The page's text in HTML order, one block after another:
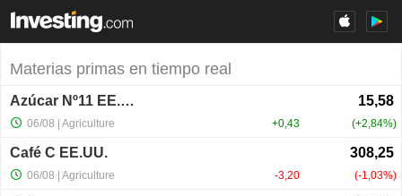
Materias primas en tiempo real
Azúcar Nº11 EE.UU.
+0,43 +2,84%
06/08 | Agriculture
Café C EE.UU.
-3,20 -1,03%
06/08 | Agriculture